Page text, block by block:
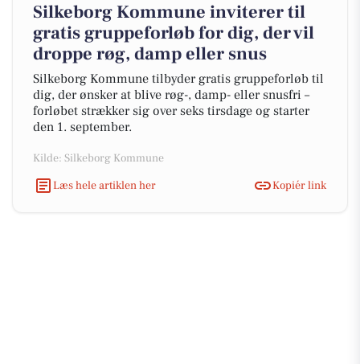
Silkeborg Kommune inviterer til
gratis gruppeforløb for dig, der vil
droppe røg, damp eller snus
Silkeborg Kommune tilbyder gratis gruppeforløb til
dig, der ønsker at blive røg-, damp- eller snusfri –
forløbet strækker sig over seks tirsdage og starter
den 1. september.
Kilde: Silkeborg Kommune
Læs hele artiklen her
Kopiér link